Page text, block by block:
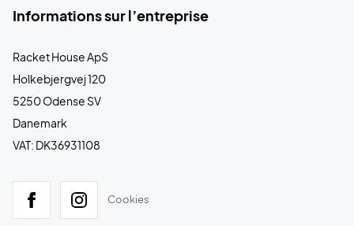
Informations sur l’entreprise
Racket House ApS
Holkebjergvej 120
5250 Odense SV
Danemark
VAT: DK36931108
Cookies